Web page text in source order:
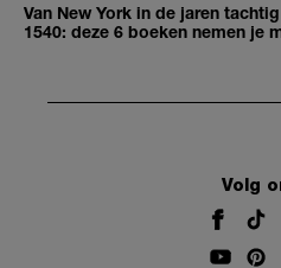
Van New York in de jaren
1540: deze 6 boeken nemen je
Volg